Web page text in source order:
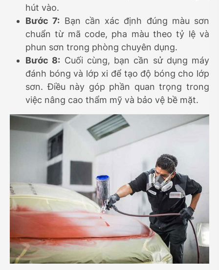
hút vào.
Bước 7: Bạn cần xác định đúng màu sơn
chuẩn từ mã code, pha màu theo tỷ lệ và
phun sơn trong phòng chuyên dụng.
Bước 8: Cuối cùng, bạn cần sử dụng máy
đánh bóng và lớp xi để tạo độ bóng cho lớp
sơn. Điều này góp phần quan trọng trong
việc nâng cao thẩm mỹ và bảo vệ bề mặt.